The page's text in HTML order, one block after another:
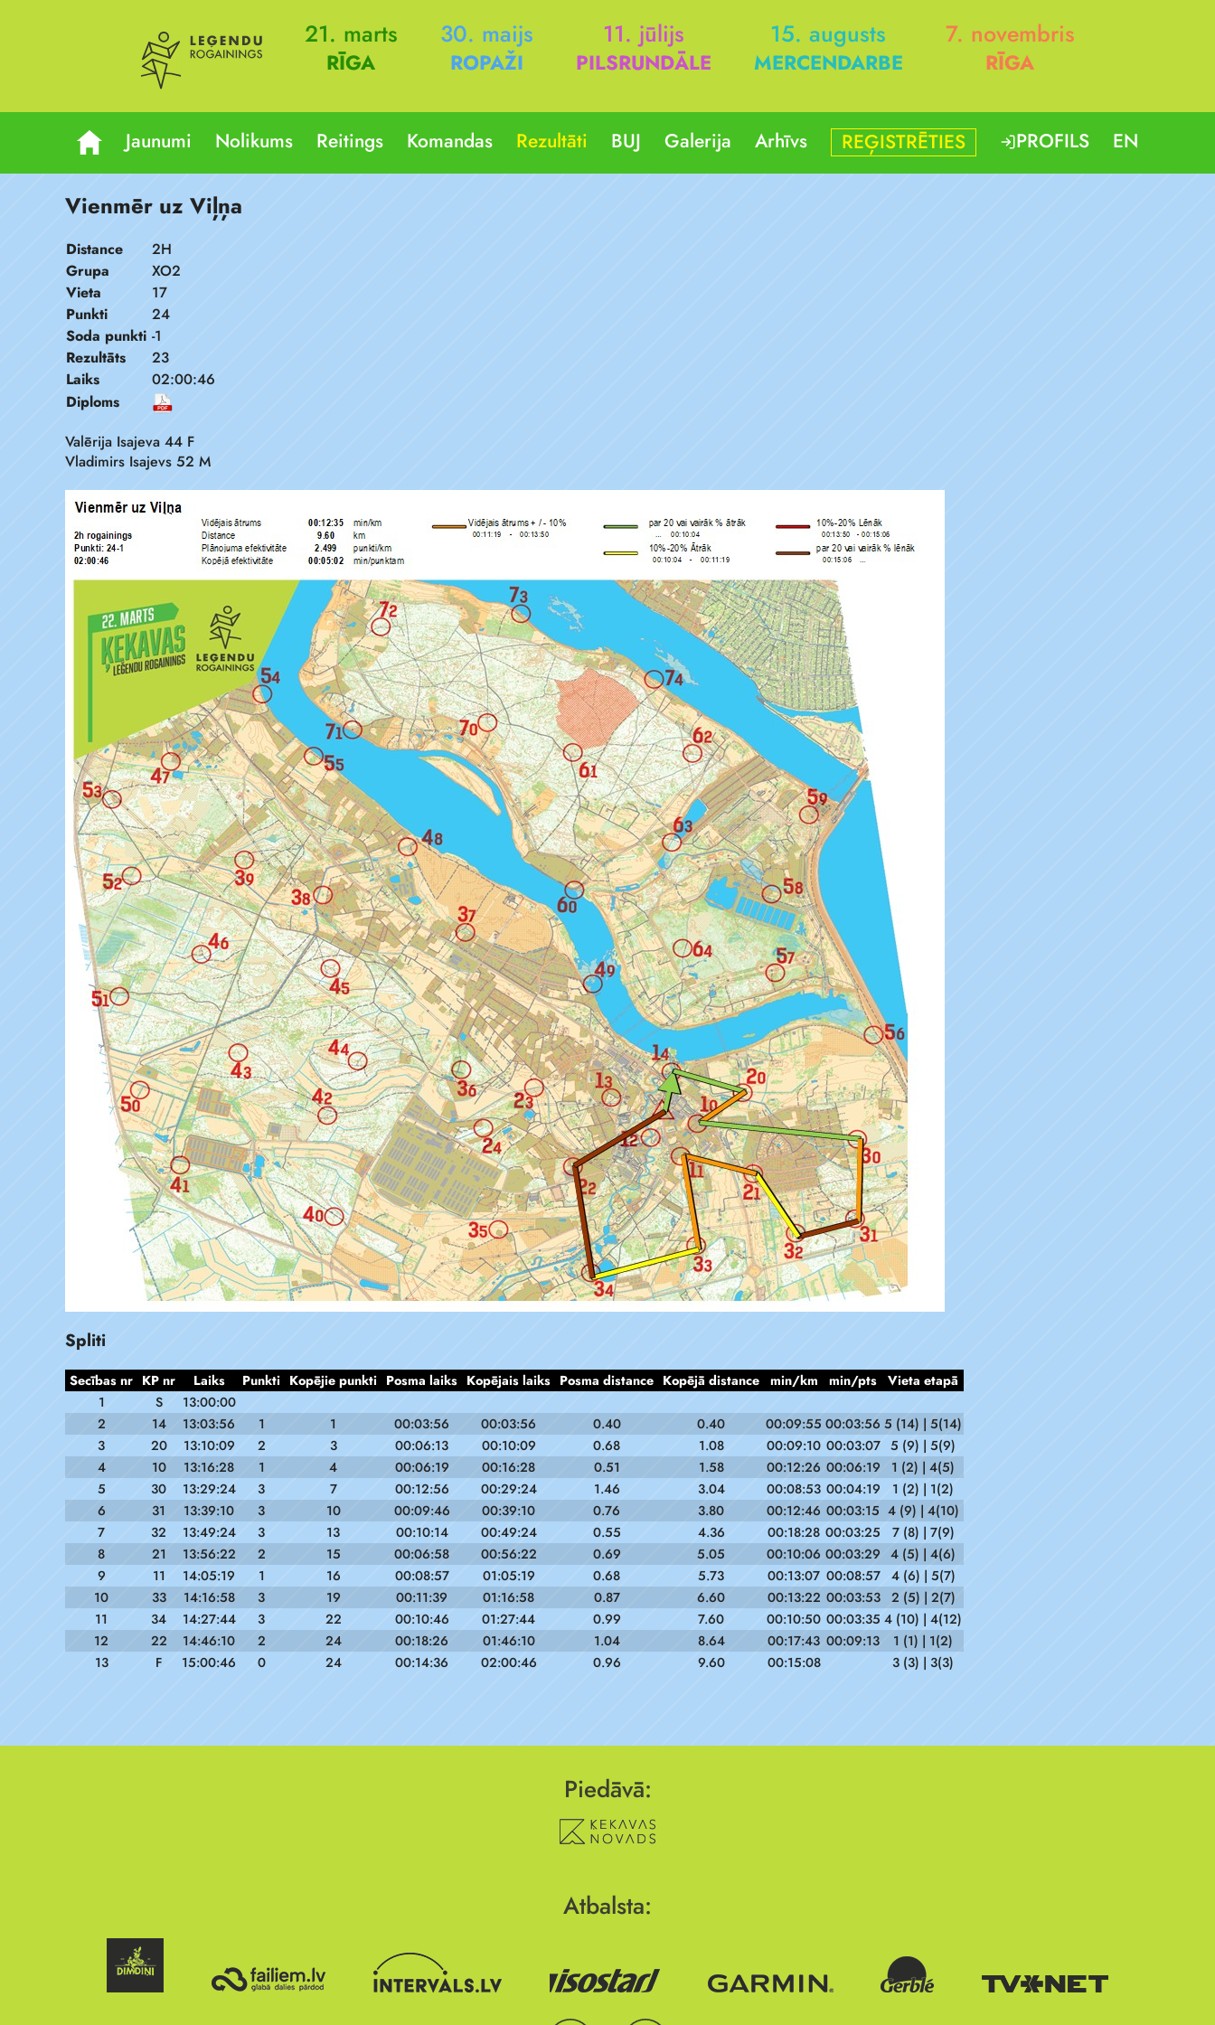
21. marts
RĪGA
30. maijs
ROPAŽI
11. jūlijs
PILSRUNDĀLE
15. augusts
MERCENDARBE
7. novembris
RĪGA
Jaunumi Nolikums Reitings Komandas Rezultāti BUJ Galerija Arhīvs REĢISTRĒTIES PROFILS EN
Vienmēr uz Viļņa
Distance
2H
Grupa
XO2
Vieta
17
Punkti
24
Soda punkti -1
Rezultāts
23
Laiks
02:00:46
Diploms
Valērija Isajeva 44 F
Vladimirs Isajevs 52 M
Spliti
Secības nr KP nr Laiks Punkti Kopējie punkti Posma laiks Kopējais laiks Posma distance Kopējā distance min/km min/pts Vieta etapā
1
S
13:00:00
2
14 13:03:56 1 1 00:03:56 00:03:56 0.40 0.40 00:09:55 00:03:56 5 (14) | 5(14)
3
20 13:10:09 2 3 00:06:13 00:10:09 0.68 1.08 00:09:10 00:03:07 5 (9) | 5(9)
4
10 13:16:28 1 4 00:06:19 00:16:28 0.51 1.58 00:12:26 00:06:19
1 (2) | 4(5)
5
30 13:29:24 3 7 00:12:56 00:29:24 1.46 3.04 00:08:53 00:04:19
1 (2) | 1(2)
6
31 13:39:10 3 10 00:09:46 00:39:10 0.76 3.80 00:12:46 00:03:15 4 (9) | 4(10)
7
32 13:49:24 3 13 00:10:14 00:49:24 0.55 4.36 00:18:28 00:03:25
7 (8) | 7(9)
8
21 13:56:22 2 15 00:06:58 00:56:22 0.69 5.05 00:10:06 00:03:29 4 (5) | 4(6)
9
11 14:05:19 1 16 00:08:57 01:05:19 0.68 5.73 00:13:07 00:08:57
4 (6) | 5(7)
10
33 14:16:58 3 19 00:11:39 01:16:58 0.87 6.60 00:13:22 00:03:53
2 (5) | 2(7)
11
34 14:27:44 3 22 00:10:46 01:27:44 0.99 7.60 00:10:50 00:03:35 4 (10) | 4(12)
12
22 14:46:10 2 24 00:18:26 01:46:10 1.04 8.64 00:17:43 00:09:13
1 (1) | 1(2)
13
F 15:00:46 0 24 00:14:36 02:00:46 0.96 9.60 00:15:08 3 (3) | 3(3)
Piedāvā:
Atbalsta: